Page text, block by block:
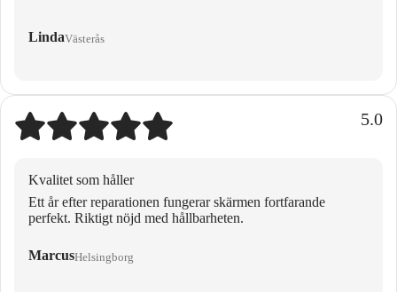
LindaVästerås
5.0
Kvalitet som håller
Ett år efter reparationen fungerar skärmen fortfarande
perfekt. Riktigt nöjd med hållbarheten.
MarcusHelsingborg